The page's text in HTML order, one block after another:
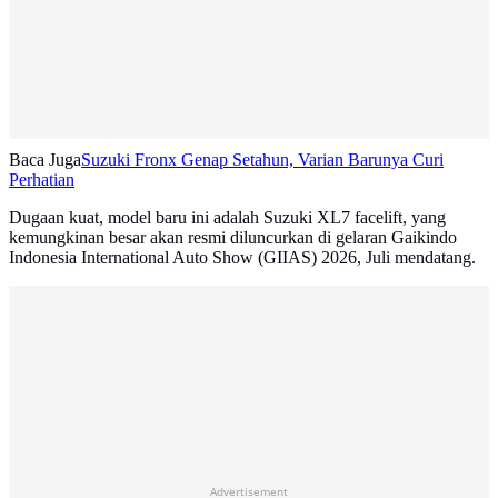
Baca JugaSuzuki Fronx Genap Setahun, Varian Barunya Curi
Perhatian
Dugaan kuat, model baru ini adalah Suzuki XL7 facelift, yang
kemungkinan besar akan resmi diluncurkan di gelaran Gaikindo
Indonesia International Auto Show (GIIAS) 2026, Juli mendatang.
Advertisement